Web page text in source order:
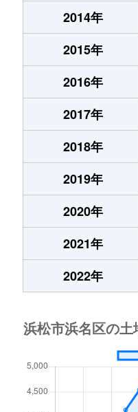
2014年
2015年
2016年
2017年
2018年
2019年
2020年
2021年
2022年